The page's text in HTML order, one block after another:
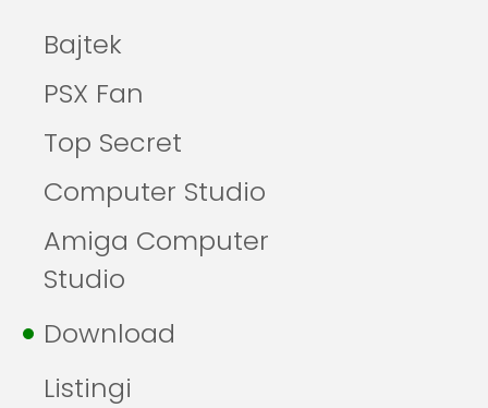
Bajtek
PSX Fan
Top Secret
Computer Studio
Amiga Computer
Studio
Download
Listingi